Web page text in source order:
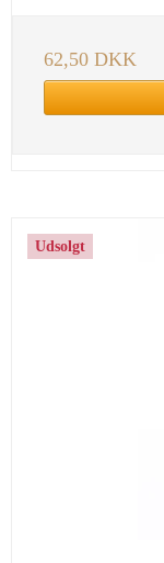
62,50 DKK
Udsolgt